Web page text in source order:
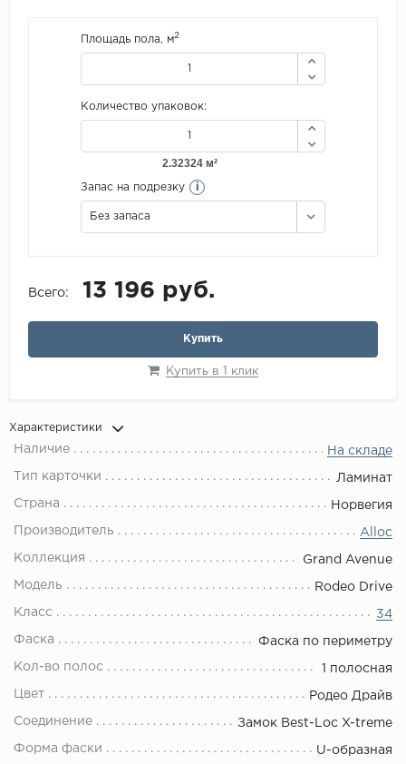
Площадь пола, м2
Количество упаковок:
Запас на подрезку i
Без запаса
Всего: 13 196 руб.
Купить
Купить в 1 клик
Характеристики
Наличие На складе
Тип карточки Ламинат
Страна Норвегия
Производитель Alloc
Коллекция Grand Avenue
Модель Rodeo Drive
Класс 34
Фаска Фаска по периметру
Кол-во полос 1 полосная
Цвет Родео Драйв
Соединение Замок Best-Loc X-treme
Форма фаски U-образная